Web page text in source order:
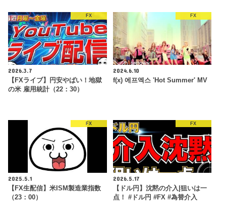
FX
2026.3.7
【FXライブ】円安やばい！地獄
の米 雇用統計（22：30）
FX
2024.6.10
f(x) 에프엑스 'Hot Summer' MV
FX
2025.5.1
【FX生配信】米ISM製造業指数
（23：00）
FX
2026.5.17
【ドル円】沈黙の介入|狙いは一
点！ #ドル円 #FX #為替介入